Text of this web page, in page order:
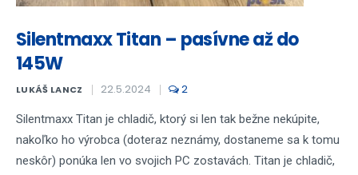
Silentmaxx Titan – pasívne až do
145W
LUKÁŠ LANCZ 22.5.2024 2
Silentmaxx Titan je chladič, ktorý si len tak bežne nekúpite,
nakoľko ho výrobca (doteraz neznámy, dostaneme sa k tomu
neskôr) ponúka len vo svojich PC zostavách. Titan je chladič,